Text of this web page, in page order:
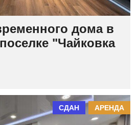
дома в
"Чайковка
АРЕНДА
СДАН